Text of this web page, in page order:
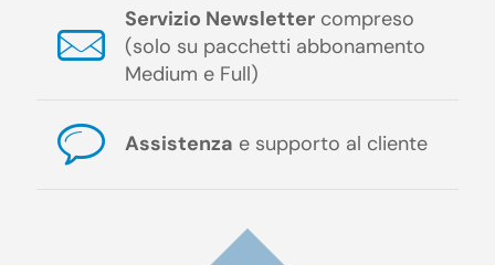
Servizio Newsletter compreso
(solo su pacchetti abbonamento
Medium e Full)
Assistenza e supporto al cliente